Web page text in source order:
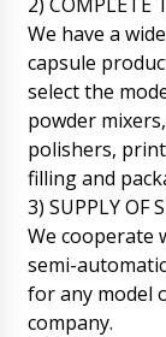
We have a
capsule
select the
powder
polishers,
filling and
3) SUPPLY OF
We cooperate
semi-
for any model
company.
Layla
Estoy
taponadora
León, luego
automática